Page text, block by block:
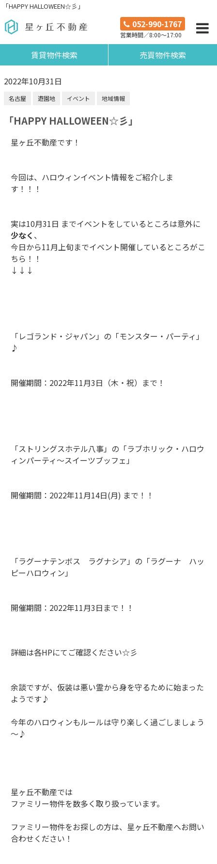
「HAPPY HALLOWEEN☆彡」
052-990-1767
営業時間／8:00～17:00
賃貸物件検索 売買物件検索
2022年10月31日
名古屋 遊園地 イベント 地域情報
「HAPPY HALLOWEEN☆彡」
星ヶ丘不動産です！
今回は、ハロウィンイベント情報をご紹介しま
す！！！
実は10月31日 までイベントをしているところは意外に
少なく 、
今日から11月上旬までイベント開催しているところがこ
ちら！！
↓↓↓
「レゴランド・ジャパン」の「モンスター・パーティ」
♪
開催期間：2022年11月3日（木・祝）まで！
「ストリングスホテル八事」の「ラブホリック・ハロウ
ィンパーティ～スイーツブッフェ」
開催期間：2022年11月14日(月) まで！！
「ラグーナテンボス ラグナシア」の「ラグーナ ハッ
ピーハロウィン」
開催期間：2022年11月3日まで！！
詳細は各HPにてご確認ください☆彡
余談ですが、仮装は悪い霊から身を守るために始まった
ようです♪
今年のハロウィンもルールは守り楽しく過ごしましょう
～♪
星ヶ丘不動産では
ファミリー物件を数多く取り扱っています。
ファミリー物件をお探しの方は、星ヶ丘不動産へお問い
合わせください！